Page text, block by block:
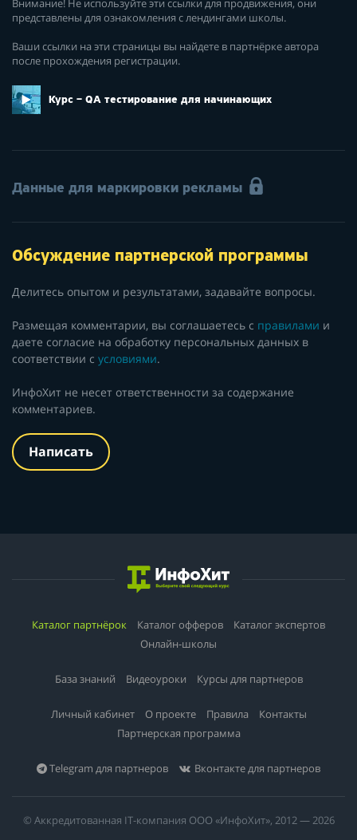
Внимание! Не используйте эти ссылки для продвижения, они
представлены для ознакомления с лендингами школы.
Ваши ссылки на эти страницы вы найдете в партнёрке автора
после прохождения регистрации.
Курс – QA тестирование для начинающих
Данные для маркировки рекламы
Обсуждение партнерской программы
Делитесь опытом и результатами, задавайте вопросы.
Размещая комментарии, вы соглашаетесь с правилами и
даете согласие на обработку персональных данных в
соответствии с условиями.
ИнфоХит не несет ответственности за содержание
комментариев.
Написать
Каталог партнёрок Каталог офферов
Каталог экспертов
Онлайн-школы
База знаний Видеоуроки Курсы для партнеров
Личный кабинет О проекте Правила
Контакты
Партнерская программа
Telegram для партнеров Вконтакте для партнеров
© Аккредитованная IT-компания ООО «ИнфоХит», 2012 — 2026